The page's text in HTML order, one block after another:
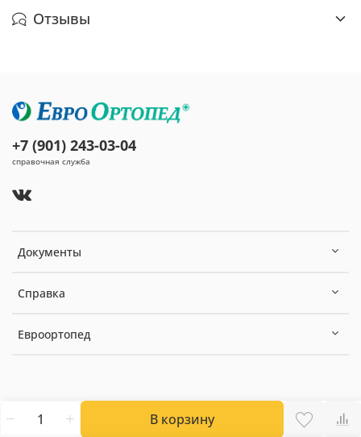
В корзину
Отзывы
Документы
Справка
Евроортопед
+7 (901) 243-03-04
справочная служба